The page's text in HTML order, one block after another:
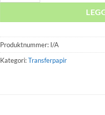
Produktnummer: I/A
Kategori:Transferpapir